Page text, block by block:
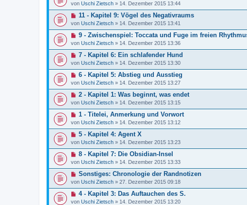
von Uschi Zietsch » 14. Dezember 2015 13:44
11 - Kapitel 9: Vögel des Negativraums
von Uschi Zietsch » 14. Dezember 2015 13:41
9 - Zwischenspiel: Toccata und Fuge im freien
von Uschi Zietsch » 14. Dezember 2015 13:36
7 - Kapitel 6: Ein schlafender Hund
von Uschi Zietsch » 14. Dezember 2015 13:30
6 - Kapitel 5: Abstieg und Ausstieg
von Uschi Zietsch » 14. Dezember 2015 13:27
2 - Kapitel 1: Was beginnt, was endet
von Uschi Zietsch » 14. Dezember 2015 13:15
1 - Titelei, Anmerkung und Vorwort
von Uschi Zietsch » 14. Dezember 2015 13:12
5 - Kapitel 4: Agent X
von Uschi Zietsch » 14. Dezember 2015 13:23
8 - Kapitel 7: Die Obsidian-Insel
von Uschi Zietsch » 14. Dezember 2015 13:33
Sonstiges: Chronologie der Randnotizen
von Uschi Zietsch » 27. Dezember 2015 09:18
4 - Kapitel 3: Das Auftauchen des S.
von Uschi Zietsch » 14. Dezember 2015 13:20